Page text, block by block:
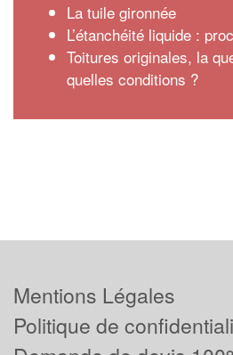
La tuile gironnée
L’étanchéité liquide :
Toitures originales, la
quelles conditions ?
Mentions Légales
Politique de